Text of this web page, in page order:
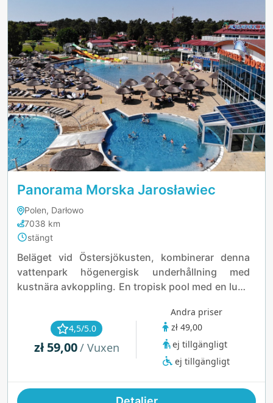
Panorama Morska Jarosławiec
Polen, Darłowo
7038 km
stängt
Beläget vid Östersjökusten, kombinerar denna
vattenpark högenergisk underhållning med
kustnära avkoppling. En tropisk pool med en lugn
stämningen, medan snabba rutschbanor ger en
adrenalinkick. För lugnare stunder finns en
ångzon och en grottbastu med vattenfall. Det är
en året-runt-resa där spänning möter lugn.
4,5/5.0
zł 59,00/ Vuxen
Andra priser
zł 49,00
ej tillgängligt
ej tillgängligt